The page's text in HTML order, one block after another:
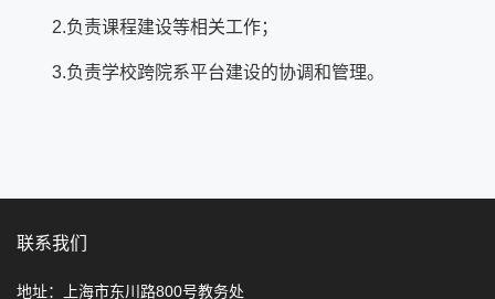
2.负责课程建设等相关工作；
3.负责学校跨院系平台建设的协调和管理。
联系我们
地址：上海市东川路800号教务处